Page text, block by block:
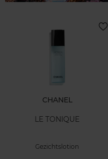
CHANEL
LE TONIQUE
Gezichtslotion